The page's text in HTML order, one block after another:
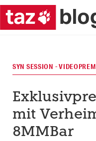
SYN SESSION -
mit
8MMBar